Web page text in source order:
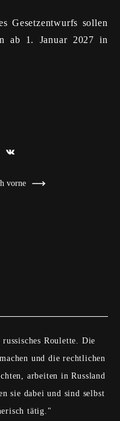
Gesetzentwurfs sollen
ab 1. Januar 2027 in
vorne
Roulette. Die
und die rechtlichen
arbeiten in Russland
sie dabei und sind selbst
tätig."